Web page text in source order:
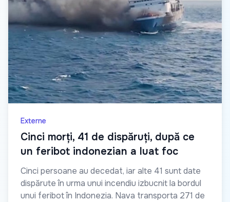
Externe
Cinci morți, 41 de dispăruți, după ce
un feribot indonezian a luat foc
Cinci persoane au decedat, iar alte 41 sunt date
dispărute în urma unui incendiu izbucnit la bordul
unui feribot în Indonezia. Nava transporta 271 de